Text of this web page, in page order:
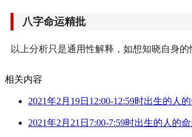
八字命运精批
以上分析只是通用性解释，如想知晓自身
相关内容
2021年2月19日12:00-12:59时出生的人
2021年2月21日7:00-7:59时出生的人的